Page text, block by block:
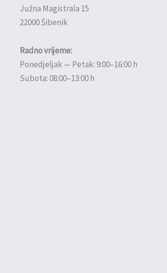
Južna Magistrala 15
22000 Šibenik
Radno vrijeme:
Ponedjeljak — Petak: 9:00–16:00 h
Subota: 08:00–13:00 h